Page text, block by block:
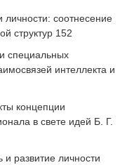
соотнесение
структур 152
специальных
интеллекта и
концепции
в свете идей Б. Г.
и развитие личности